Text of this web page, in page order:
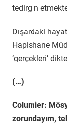
tedirgin
Dışardaki
Hapishane
‘gerçekleri’
(…)
Columier:
zorundayım,